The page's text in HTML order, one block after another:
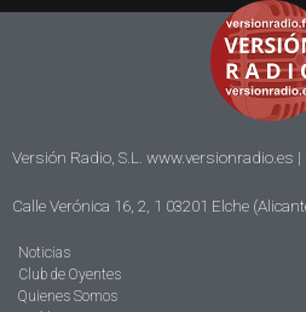
Versión Radio, S.L. www.versionradio.es |
Calle Verónica 16, 2, 1 03201 Elche
Noticias
Club de Oyentes
Quienes Somos